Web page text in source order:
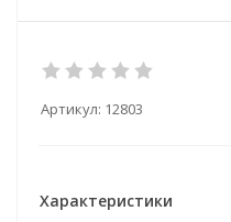
Артикул: 12803
Характеристики